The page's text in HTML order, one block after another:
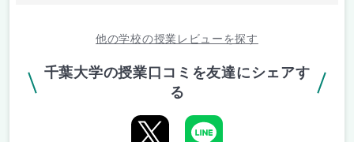
他の学校の授業レビューを探す
千葉大学の授業口コミを友達にシェアす
る